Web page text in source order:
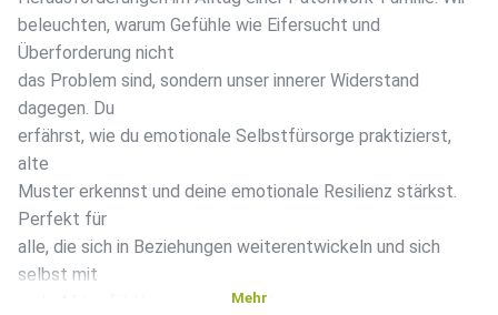
beleuchten, warum Gefühle wie Eifersucht und
Überforderung nicht
das Problem sind, sondern unser innerer Widerstand
dagegen. Du
erfährst, wie du emotionale Selbstfürsorge praktizierst,
alte
Muster erkennst und deine emotionale Resilienz stärkst.
Perfekt für
alle, die sich in Beziehungen weiterentwickeln und sich
selbst mit
mehr Mitgefühl begegnen möchten.
Mehr